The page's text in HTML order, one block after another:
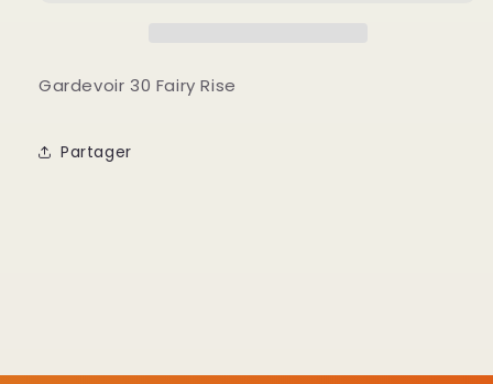
Gardevoir 30 Fairy Rise
Partager